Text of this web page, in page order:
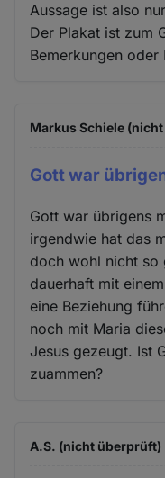
Aussage ist also
Der Plakat ist zum
Bemerkungen oder
Markus Schiele
Gott war
Gott war übrigens
irgendwie hat das
doch wohl nicht so
dauerhaft mit
eine Beziehung
noch mit Maria
Jesus gezeugt. Ist
zuammen?
A.S. (nicht überprüft)